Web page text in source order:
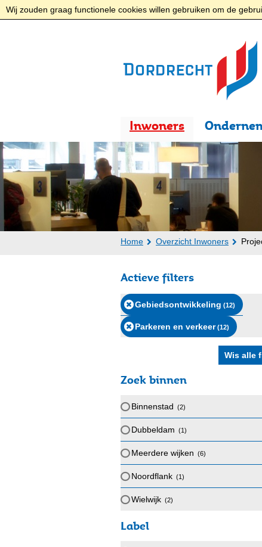
Wij zouden graag functionele cookies willen gebruiken om de
Inwoners
Home Overzicht Inwoners
Actieve filters
Gebiedsontwikkeling (12)
Parkeren en verkeer(12)
Zoek binnen
Binnenstad (2)
Dubbeldam (1)
Meerdere wijken (6)
Noordflank (1)
Wielwijk (2)
Label